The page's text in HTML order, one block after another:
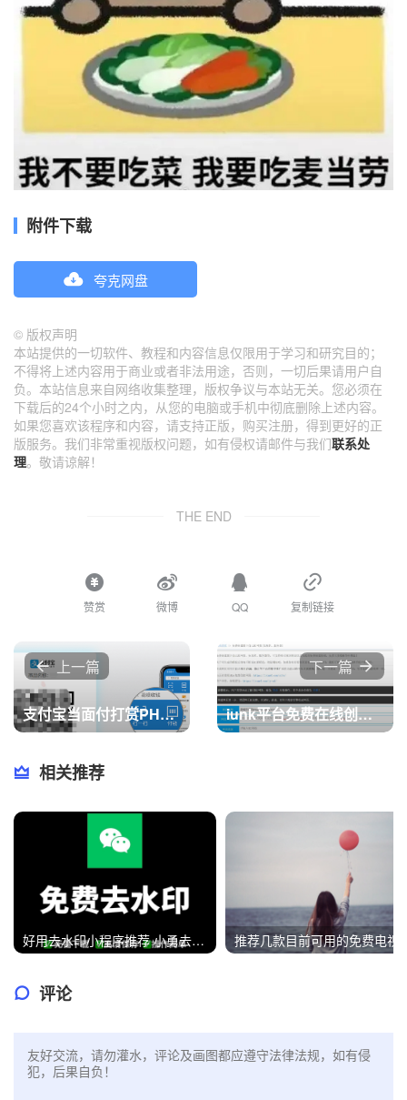
附件下载
夸克网盘
© 版权声明
本站提供的一切软件、教程和内容信息仅限用于学习和研究目的；
不得将上述内容用于商业或者非法用途，否则，一切后果请用户自
负。本站信息来自网络收集整理，版权争议与本站无关。您必须在
下载后的24个小时之内，从您的电脑或手机中彻底删除上述内容。
如果您喜欢该程序和内容，请支持正版，购买注册，得到更好的正
版服务。我们非常重视版权问题，如有侵权请邮件与我们联系处
理。敬请谅解！
THE END
赞赏 微博 QQ 复制链接
上一篇
支付宝当面付打赏PHP源码
下一篇
iunk平台免费在线创建生成属于自己的网页 免域名服务器搭建建站
相关推荐
好用去水印小程序推荐 小勇去水印
评论